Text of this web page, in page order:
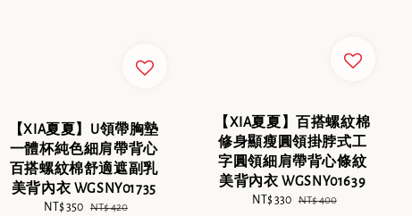
【XIA夏夏】U領帶胸墊
一體杯純色細肩帶背心
百搭螺紋棉舒適遮副乳
美背內衣 WGSNY01735
Sale
NT$ 350 Regular
NT$ 420
【XIA夏夏】百搭螺紋棉
修身顯瘦圓領掛脖式工
字圓領細肩帶背心條紋
美背內衣 WGSNY01639
Sale
NT$ 330 Regular
NT$ 400